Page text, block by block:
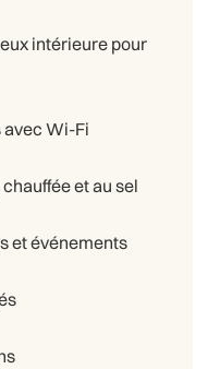
intérieure pour
avec Wi-Fi
et au sel
et événements